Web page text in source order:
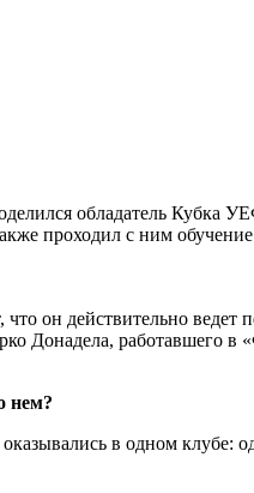
обладатель Кубка
проходил с ним
он действительно
Донадела, работавшего в
нем?
в одном клубе: